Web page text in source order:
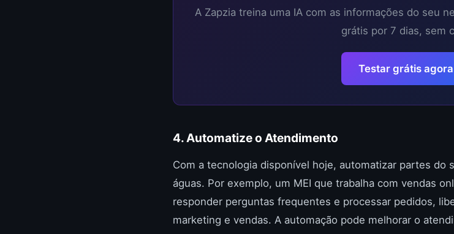
A Zapzia treina uma IA com as informações do seu
grátis por 7 dias, sem
Testar grátis
4. Automatize o Atendimento
Com a tecnologia disponível hoje, automatizar partes do
águas. Por exemplo, um MEI que trabalha com vendas
responder perguntas frequentes e processar pedidos,
marketing e vendas. A automação pode melhorar o